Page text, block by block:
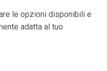
le opzioni disponibili e
adatta al tuo